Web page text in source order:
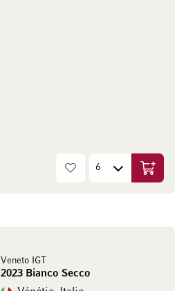
Ajouter
Veneto IGT
2023 Bianco Secco